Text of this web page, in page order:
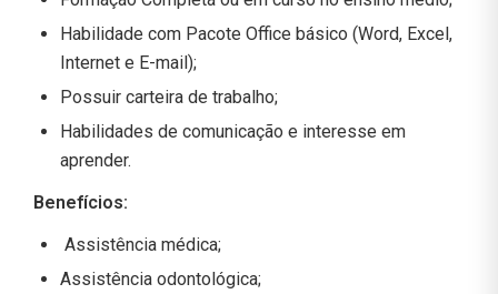
Habilidade com Pacote Office básico (Word, Excel,
Internet e E-mail);
Possuir carteira de trabalho;
Habilidades de comunicação e interesse em
aprender.
Benefícios:
Assistência médica;
Assistência odontológica;